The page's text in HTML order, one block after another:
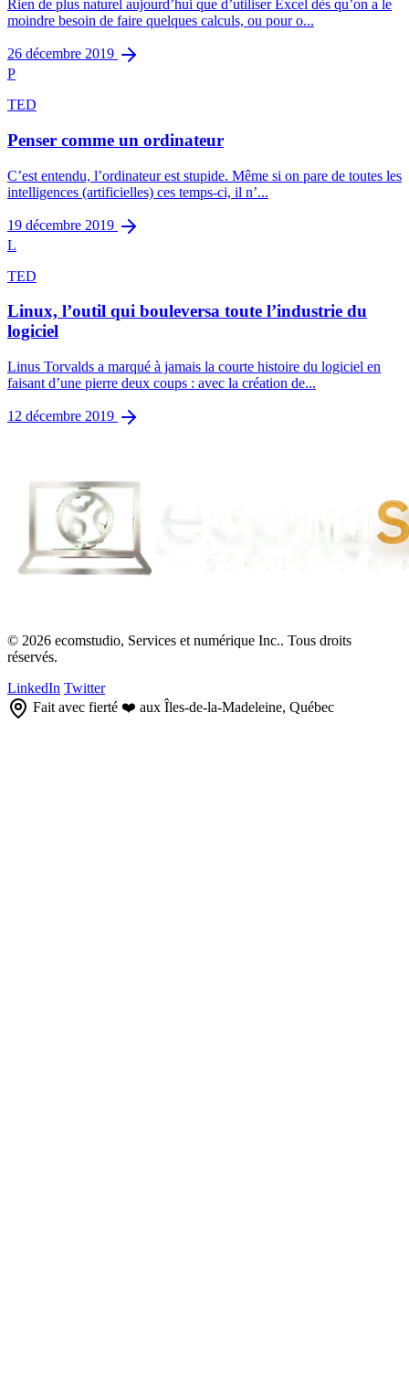
Rien de plus naturel aujourd’hui que d’utiliser Excel dès qu’on a le
moindre besoin de faire quelques calculs, ou pour o...
26 décembre 2019
P
TED
Penser comme un ordinateur
C’est entendu, l’ordinateur est stupide. Même si on pare de toutes les
intelligences (artificielles) ces temps-ci, il n’...
19 décembre 2019
L
TED
Linux, l’outil qui bouleversa toute l’industrie du
logiciel
Linus Torvalds a marqué à jamais la courte histoire du logiciel en
faisant d’une pierre deux coups : avec la création de...
12 décembre 2019
© 2026 ecomstudio, Services et numérique Inc.. Tous droits
réservés.
LinkedIn Twitter
Fait avec fierté ❤️ aux Îles-de-la-Madeleine, Québec